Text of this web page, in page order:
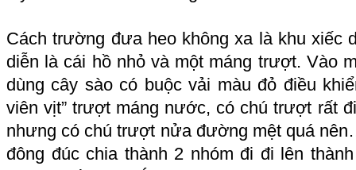
Cách trường đưa heo không xa là khu xiếc
diễn là cái hồ nhỏ và một máng trượt. Vào
dùng cây sào có buộc vải màu đỏ điều
viên vịt” trượt máng nước, có chú trượt rất
nhưng có chú trượt nửa đường mệt quá
đông đúc chia thành 2 nhóm đi đi lên